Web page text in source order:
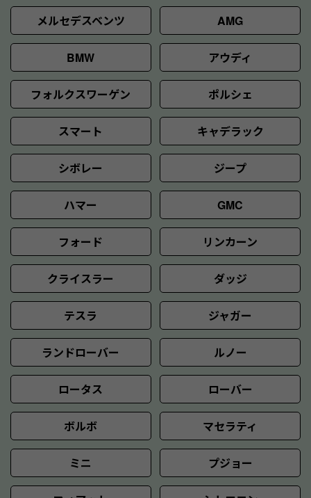
メルセデスベンツ AMG
BMW アウディ
フォルクスワーゲン ポルシェ
スマート キャデラック
シボレー ジープ
ハマー GMC
フォード リンカーン
クライスラー ダッジ
テスラ ジャガー
ランドローバー ルノー
ロータス ローバー
ボルボ マセラティ
ミニ プジョー